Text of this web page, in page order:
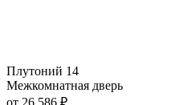
Плутоний 14
Межкомнатная дверь